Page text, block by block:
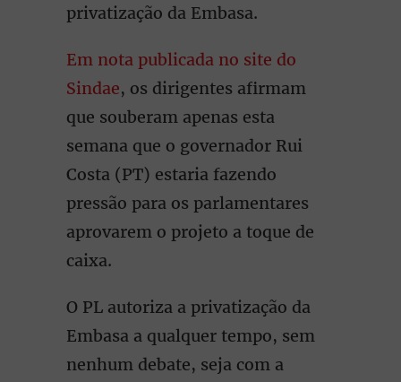
privatização da Embasa.
Em nota publicada no site do
Sindae, os dirigentes afirmam
que souberam apenas esta
semana que o governador Rui
Costa (PT) estaria fazendo
pressão para os parlamentares
aprovarem o projeto a toque de
caixa.
O PL autoriza a privatização da
Embasa a qualquer tempo, sem
nenhum debate, seja com a